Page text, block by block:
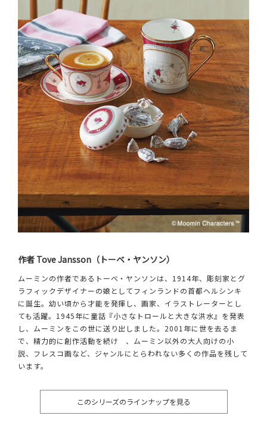
作者 Tove Jansson（トーベ・ヤンソン）
ムーミンの作者であるトーベ・ヤンソンは、1914年、彫刻家とグ
ラフィックデザイナーの娘としてフィンランドの首都ヘルシンキ
に誕生。幼い頃から才能を発揮し、画家、イラストレーターとし
ても活躍。1945年に童話『小さなトロールと大きな洪水』を発表
し、ムーミンをこの世に送り出しました。2001年に世を去るま
で、精力的に創作活動を続け 、ムーミン以外の大人向けの小
説、フレスコ画など、ジャンルにとらわれない多くの作品を残して
います。
このシリーズのラインナップを見る